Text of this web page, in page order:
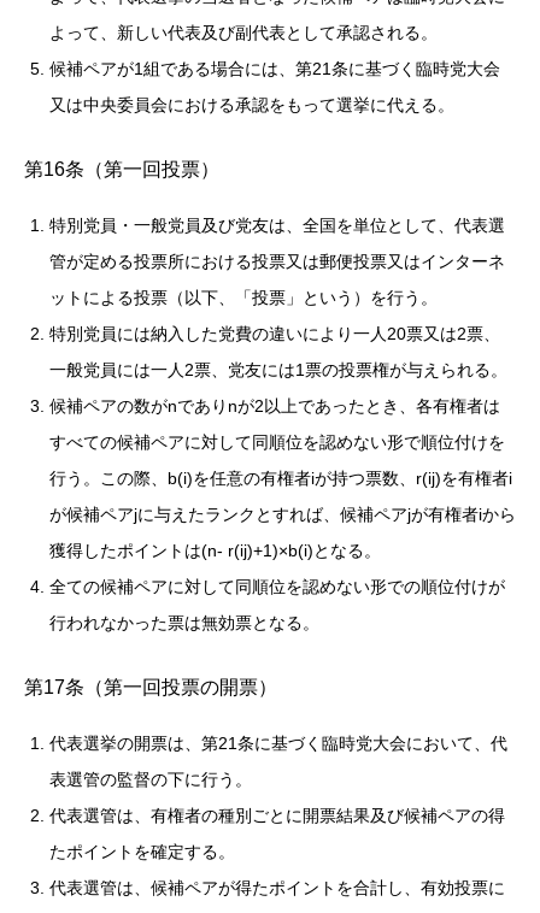
よって、新しい代表及び副代表として承認される。
候補ペアが1組である場合には、第21条に基づく臨時党大会
又は中央委員会における承認をもって選挙に代える。
第16条（第一回投票）
特別党員・一般党員及び党友は、全国を単位として、代表選
管が定める投票所における投票又は郵便投票又はインターネ
ットによる投票（以下、「投票」という）を行う。
特別党員には納入した党費の違いにより一人20票又は2票、
一般党員には一人2票、党友には1票の投票権が与えられる。
候補ペアの数がnでありnが2以上であったとき、各有権者は
すべての候補ペアに対して同順位を認めない形で順位付けを
行う。この際、b(i)を任意の有権者iが持つ票数、r(ij)を有権者i
が候補ペアjに与えたランクとすれば、候補ペアjが有権者iから
獲得したポイントは(n- r(ij)+1)×b(i)となる。
全ての候補ペアに対して同順位を認めない形での順位付けが
行われなかった票は無効票となる。
第17条（第一回投票の開票）
代表選挙の開票は、第21条に基づく臨時党大会において、代
表選管の監督の下に行う。
代表選管は、有権者の種別ごとに開票結果及び候補ペアの得
たポイントを確定する。
代表選管は、候補ペアが得たポイントを合計し、有効投票に